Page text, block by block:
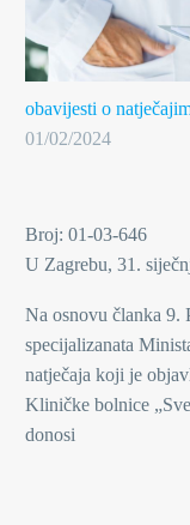
obavijesti o
01/02/2024
Broj: 01-03-646
U Zagrebu, 31.
Na osnovu članka 9.
specijalizanata
natječaja koji je
Kliničke bolnice
donosi